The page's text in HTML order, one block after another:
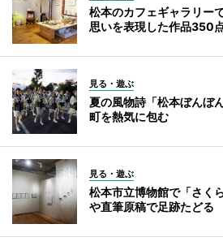
松本のカフェギャラリ
思いを表現した作品350
見る・遊ぶ
夏の風物詩「松本ぼん
町を熱気に包む
見る・遊ぶ
松本市立博物館で「さ
や直筆原稿で足跡たどる